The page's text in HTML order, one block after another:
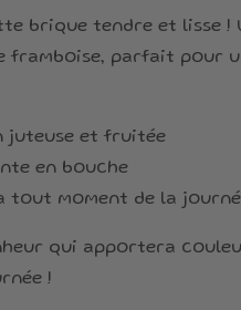
brique tendre et lisse !
framboise, parfait pour
juteuse et fruitée
en bouche
tout moment de la
qui apportera
!